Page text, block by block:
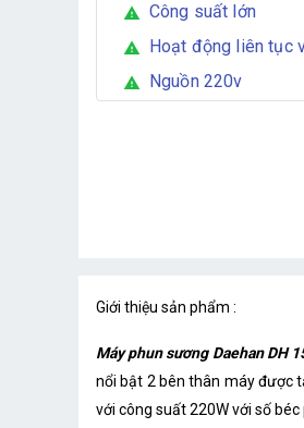
warning Công suất lớn
warning Hoạt động liên tục
warning Nguồn 220v
Giới thiệu sản phẩm :
Máy phun sương Daehan DH
nổi bật 2 bên thân máy được
với công suất 220W với số